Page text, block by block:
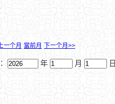
一个月 當前月 下一个月>>
年 月 日